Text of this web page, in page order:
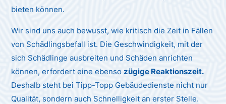
bieten können.
Wir sind uns auch bewusst, wie kritisch die Zeit in Fällen
von Schädlingsbefall ist. Die Geschwindigkeit, mit der
sich Schädlinge ausbreiten und Schäden anrichten
können, erfordert eine ebensozügige Reaktionszeit.
Deshalb steht bei Tipp-Topp Gebäudedienste nicht nur
Qualität, sondern auch Schnelligkeit an erster Stelle.